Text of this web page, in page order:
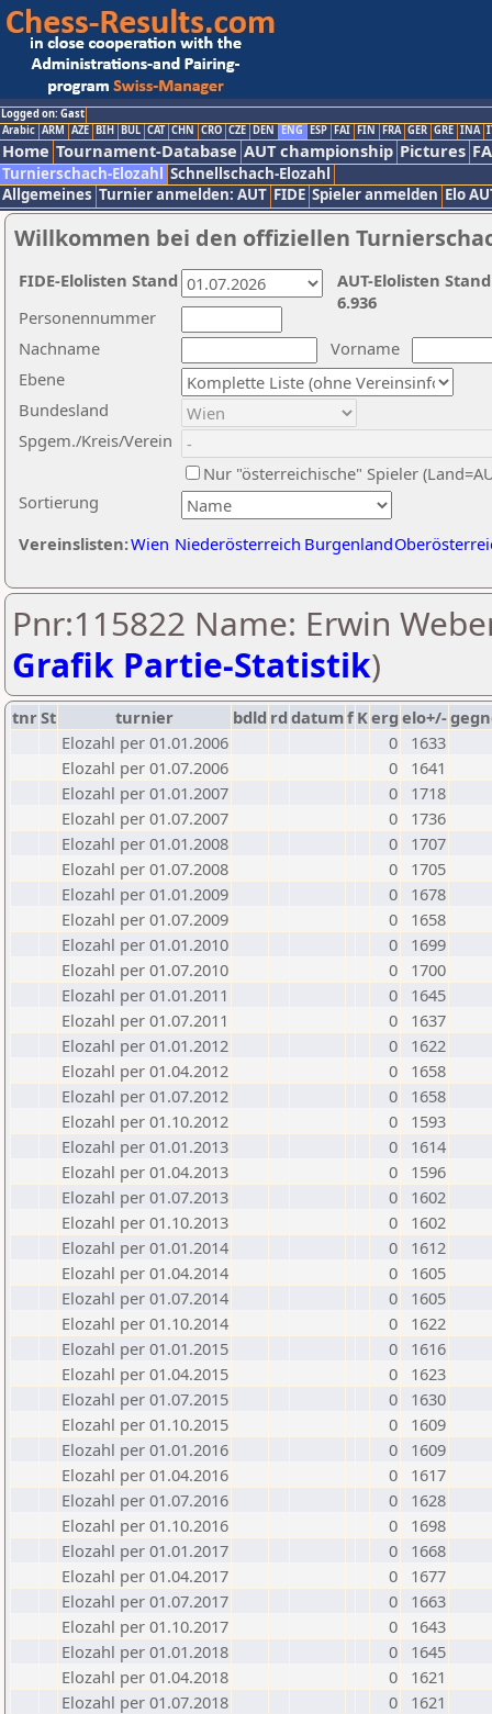
Logged on: Gast
Arabic ARM AZE BIH BUL CAT CHN CRO CZE DEN ENG ESP FAI FIN FRA GER GRE INA
Home Tournament-Database AUT championship Pictures
Turnierschach-Elozahl Schnellschach-Elozahl
Allgemeines Turnier anmelden: AUT FIDE Spieler anmelden Elo
Willkommen bei den offiziellen
Nachname
Vorname
Ebene
Sortierung
Personennummer
Bundesland
Spgem./Kreis/Verein
Nur "österreichische" Spieler
Vereinslisten:Wien Niederösterreich Burgenland
AUT-Elolisten
6.936
FIDE-Elolisten Stand
Pnr:115822 Name: Erwin
Grafik Partie-Statistik)
tnrSt turnier bdld rd datumf Kerg elo+/-
Elozahl per 01.01.2006
0
1633
Elozahl per 01.07.2006
0
1641
Elozahl per 01.01.2007
0
1718
Elozahl per 01.07.2007
0
1736
Elozahl per 01.01.2008
0
1707
Elozahl per 01.07.2008
0
1705
Elozahl per 01.01.2009
0
1678
Elozahl per 01.07.2009
0
1658
Elozahl per 01.01.2010
0
1699
Elozahl per 01.07.2010
0
1700
Elozahl per 01.01.2011
0
1645
Elozahl per 01.07.2011
0
1637
Elozahl per 01.01.2012
0
1622
Elozahl per 01.04.2012
0
1658
Elozahl per 01.07.2012
0
1658
Elozahl per 01.10.2012
0
1593
Elozahl per 01.01.2013
0
1614
Elozahl per 01.04.2013
0
1596
Elozahl per 01.07.2013
0
1602
Elozahl per 01.10.2013
0
1602
Elozahl per 01.01.2014
0
1612
Elozahl per 01.04.2014
0
1605
Elozahl per 01.07.2014
0
1605
Elozahl per 01.10.2014
0
1622
Elozahl per 01.01.2015
0
1616
Elozahl per 01.04.2015
0
1623
Elozahl per 01.07.2015
0
1630
Elozahl per 01.10.2015
0
1609
Elozahl per 01.01.2016
0
1609
Elozahl per 01.04.2016
0
1617
Elozahl per 01.07.2016
0
1628
Elozahl per 01.10.2016
0
1698
Elozahl per 01.01.2017
0
1668
Elozahl per 01.04.2017
0
1677
Elozahl per 01.07.2017
0
1663
Elozahl per 01.10.2017
0
1643
Elozahl per 01.01.2018
0
1645
Elozahl per 01.04.2018
0
1621
Elozahl per 01.07.2018
0
1621